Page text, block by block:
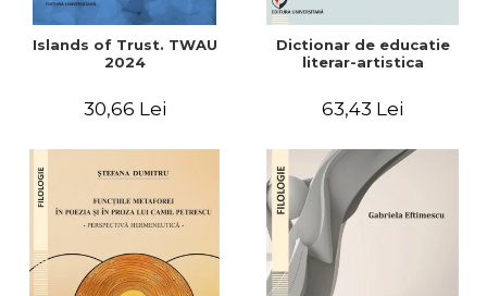
Islands of Trust. TWAU
2024
30,66 Lei
Dictionar de educatie
literar-artistica
63,43 Lei